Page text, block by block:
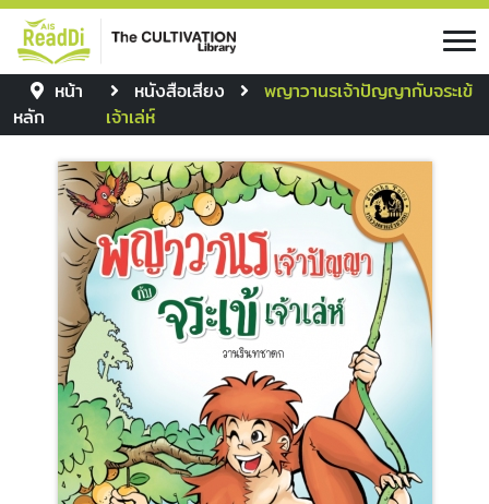
หน้า
หลัก
หนังสือเสียง
พญาวานรเจ้าปัญญากับจระเข้
เจ้าเล่ห์